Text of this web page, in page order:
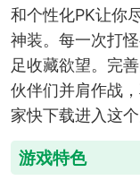
和个性化PK让你
神装。每一次打
足收藏欲望。完
伙伴们并肩作战
家快下载进入这
游戏特色